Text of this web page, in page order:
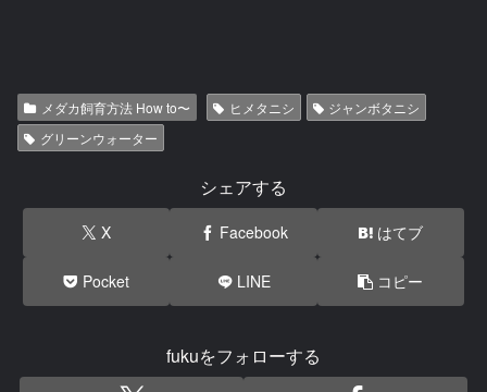
メダカ飼育方法 How to〜 ヒメタニシ
ジャンボタニシ
グリーンウォーター
シェアする
X Facebook はてブ
Pocket LINE コピー
fukuをフォローする